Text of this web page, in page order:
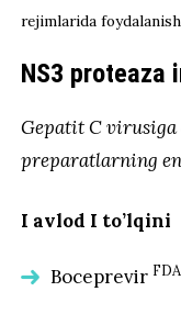
rejimlarida
NS3 proteaza
Gepatit C virusiga
preparatlarning
I avlod I to’lqini
Boceprevir FDA